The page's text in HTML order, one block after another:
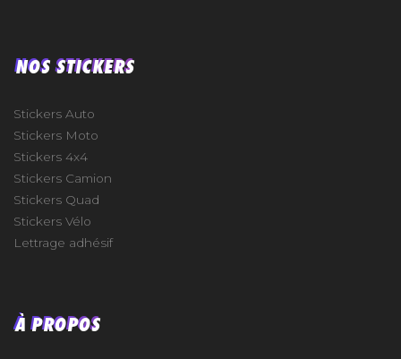
NOS STICKERS
Stickers Auto
Stickers Moto
Stickers 4x4
Stickers Camion
Stickers Quad
Stickers Vélo
Lettrage adhésif
À PROPOS